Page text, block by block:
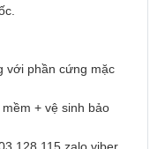
với phần cứng mặc
+ vệ sinh bảo